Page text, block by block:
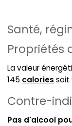
Santé,
Propriétés
La valeur
145 calories soit
Contre-
Pas d'alcool